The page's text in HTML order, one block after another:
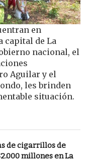
en
capital de La
nacional, el
Aguilar y el
les brinden
situación.
de cigarrillos de
millones en La